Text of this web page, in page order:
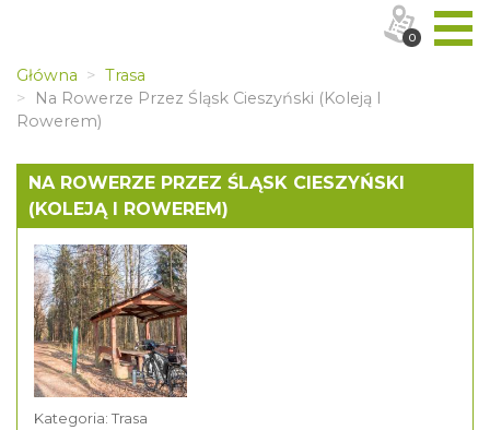
Główna
Trasa
Na Rowerze Przez Śląsk Cieszyński (Koleją I
Rowerem)
NA ROWERZE PRZEZ ŚLĄSK CIESZYŃSKI
(KOLEJĄ I ROWEREM)
Kategoria: Trasa
0